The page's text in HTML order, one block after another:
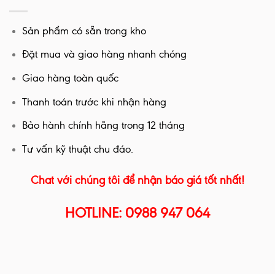
Sản phẩm có sẵn trong kho
Đặt mua và giao hàng nhanh chóng
Giao hàng toàn quốc
Thanh toán trước khi nhận hàng
Bảo hành chính hãng trong 12 tháng
Tư vấn kỹ thuật chu đáo.
Chat với chúng tôi để nhận báo giá tốt nhất!
HOTLINE: 0988 947 064